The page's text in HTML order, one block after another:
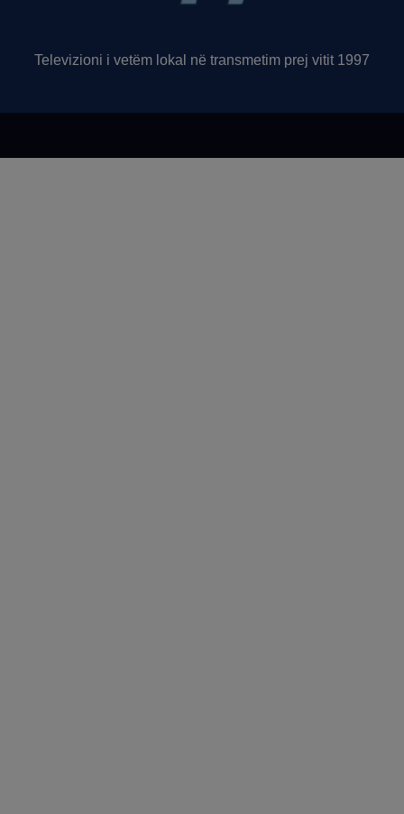
Televizioni i vetëm lokal në transmetim prej vitit 1997